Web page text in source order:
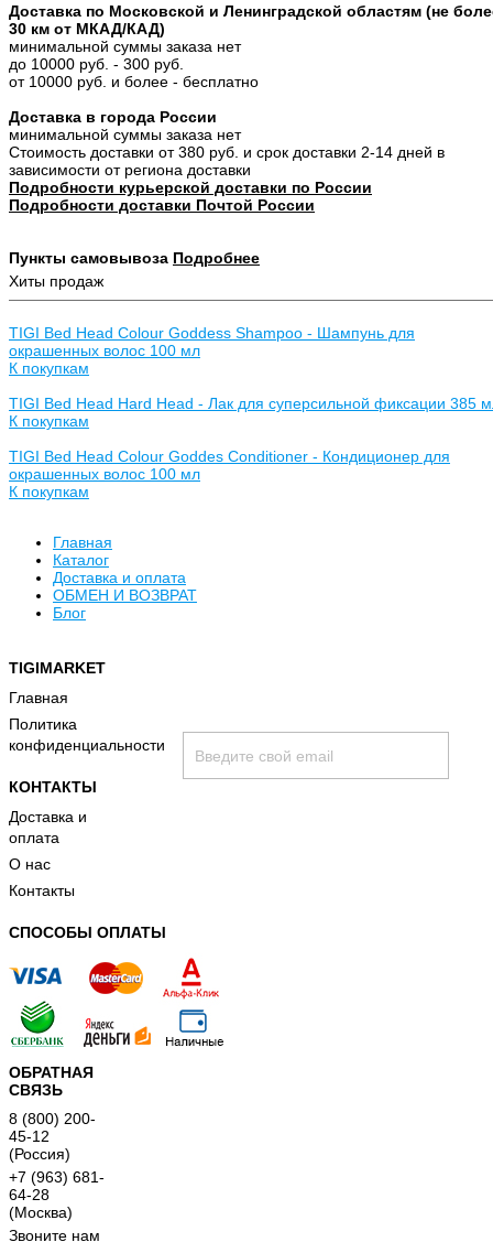
Доставка по Московской и Ленинградской областям (не
30 км от МКАД/КАД)
минимальной суммы заказа нет
до 10000 руб. - 300 руб.
от 10000 руб. и более - бесплатно
Доставка в города России
минимальной суммы заказа нет
Стоимость доставки от 380 руб. и срок доставки 2-14 дней в
зависимости от региона доставки
Подробности курьерской доставки по России
Подробности доставки Почтой России
Пункты самовывоза Подробнее
Хиты продаж
TIGI Bed Head Colour Goddess Shampoo - Шампунь для
окрашенных волос 100 мл
К покупкам
TIGI Bed Head Hard Head - Лак для суперсильной фиксации 385
К покупкам
TIGI Bed Head Colour Goddes Conditioner - Кондиционер для
окрашенных волос 100 мл
К покупкам
Главная
Каталог
Доставка и оплата
ОБМЕН И ВОЗВРАТ
Блог
принимаю условия
TIGIMARKET
Главная
Политика
конфиденциальности
КОНТАКТЫ
Доставка и
оплата
О нас
Контакты
СПОСОБЫ ОПЛАТЫ
ОБРАТНАЯ
СВЯЗЬ
8 (800) 200-
45-12
(Россия)
+7 (963) 681-
64-28
(Москва)
Звоните нам